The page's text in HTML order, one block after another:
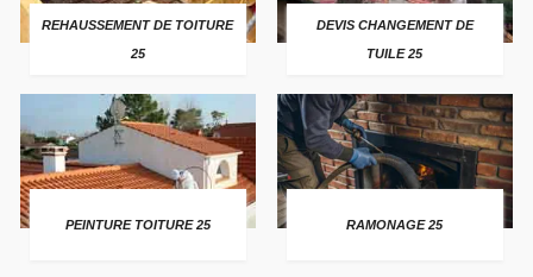
REHAUSSEMENT DE TOITURE
25
DEVIS CHANGEMENT DE
TUILE 25
PEINTURE TOITURE 25 RAMONAGE 25